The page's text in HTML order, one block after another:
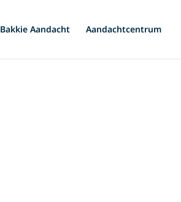
Bakkie Aandacht Aandachtcentrum